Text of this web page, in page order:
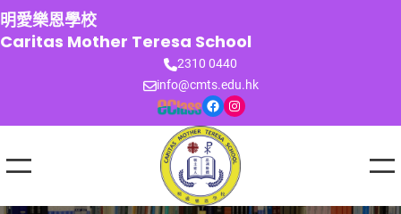
跳
至
主
明愛樂恩學校
Caritas Mother Teresa School
2310 0440
info@cmts.edu.hk
Facebook Instagram